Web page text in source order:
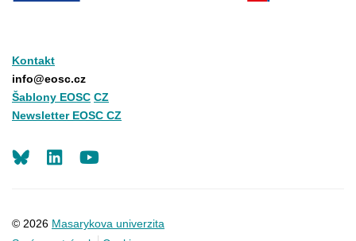
Kontakt
info@eosc.cz
Šablony EOSC CZ
Newsletter EOSC CZ
© 2026 Masarykova univerzita
LinkedIn